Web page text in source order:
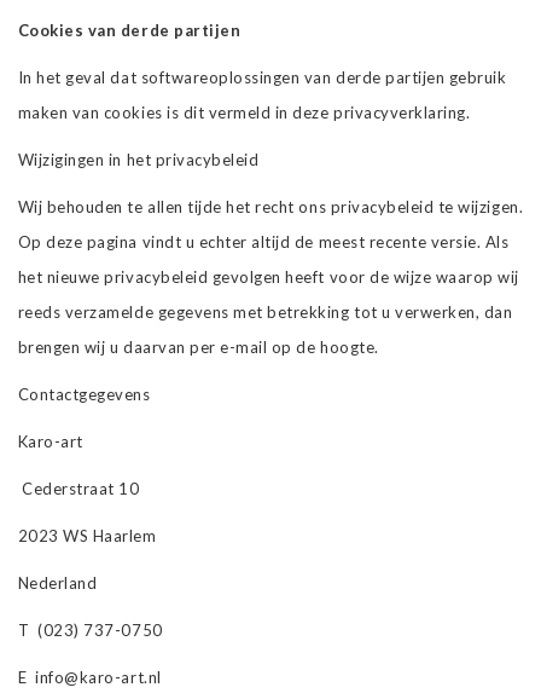
Cookies van derde partijen
In het geval dat softwareoplossingen van derde partijen gebruik
maken van cookies is dit vermeld in deze privacyverklaring.
Wijzigingen in het privacybeleid
Wij behouden te allen tijde het recht ons privacybeleid te wijzigen.
Op deze pagina vindt u echter altijd de meest recente versie. Als
het nieuwe privacybeleid gevolgen heeft voor de wijze waarop wij
reeds verzamelde gegevens met betrekking tot u verwerken, dan
brengen wij u daarvan per e-mail op de hoogte.
Contactgegevens
Karo-art
Cederstraat 10
2023 WS Haarlem
Nederland
T (023) 737-0750
Einfo@karo-art.nl